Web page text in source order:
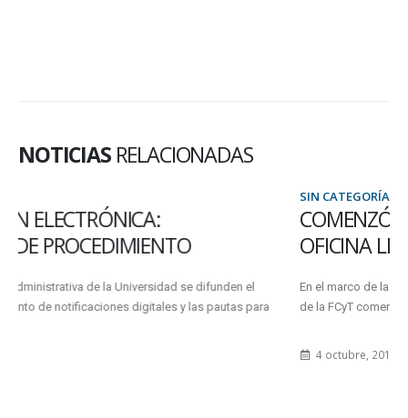
NOTICIAS RELACIONADAS
COMENZÓ EL CURSO DE OPERADOR DE
OFICINA LIBRE
En el marco de las acciones de capacitación destinadas al personal
de la FCyT comenzó el Curso de Operador de...